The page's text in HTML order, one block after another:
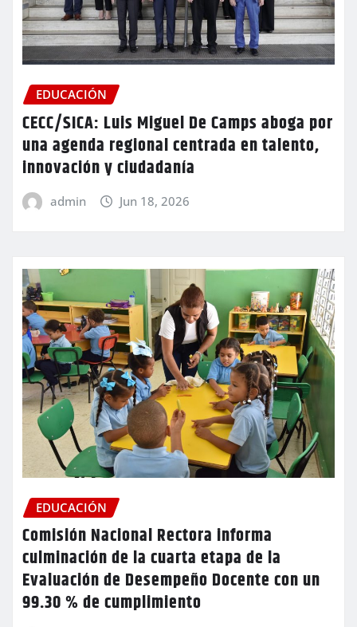
EDUCACIÓN
CECC/SICA: Luis Miguel De Camps aboga por
una agenda regional centrada en talento,
innovación y ciudadanía
admin Jun 18, 2026
EDUCACIÓN
Comisión Nacional Rectora informa
culminación de la cuarta etapa de la
Evaluación de Desempeño Docente con un
99.30 % de cumplimiento